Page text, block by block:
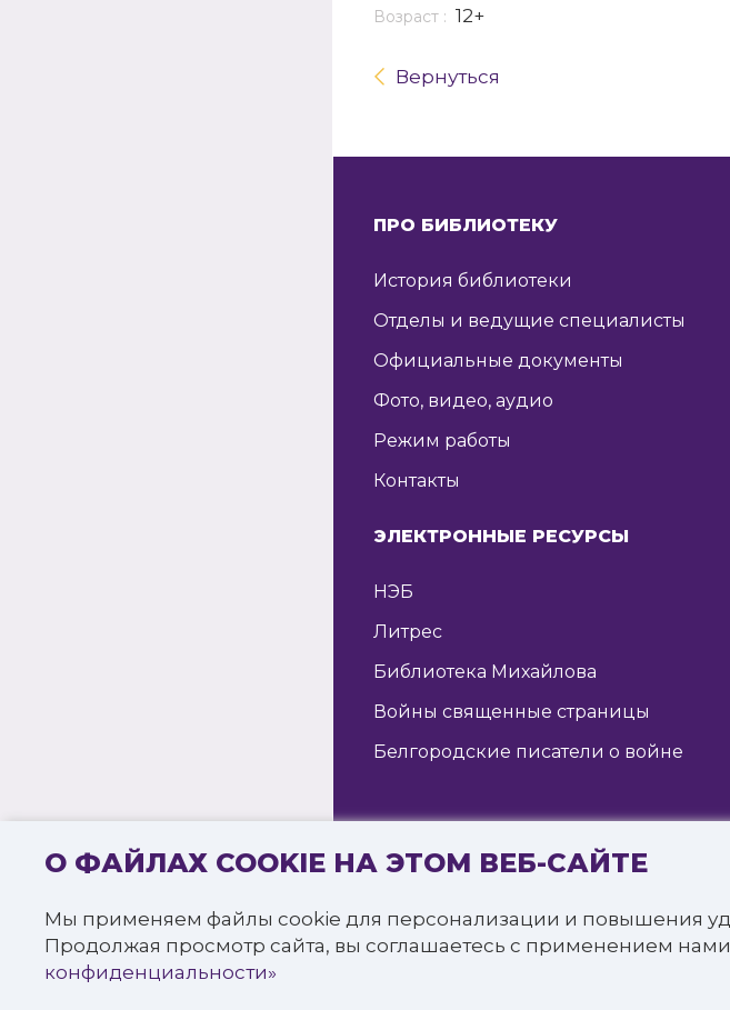
О ФАЙЛАХ COOKIE НА ЭТОМ ВЕБ-САЙТЕ
Мы применяем файлы cookie для персонализации и повышения
Продолжая просмотр сайта, вы соглашаетесь с применением нами
конфиденциальности»
СПРОСИТЬ
Возраст : 12+
Вернуться
ПРО БИБЛИОТЕКУ
История библиотеки
Отделы и ведущие специалисты
Официальные документы
Фото, видео, аудио
Режим работы
Контакты
ЭЛЕКТРОННЫЕ РЕСУРСЫ
НЭБ
Литрес
Библиотека Михайлова
Войны священные страницы
Белгородские писатели о войне
© 2016—2022 Государственное
Все права защищены.
Политика конфиденциальности